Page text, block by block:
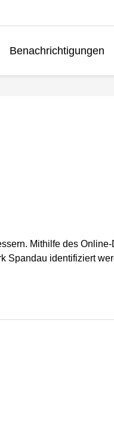
Benachrichtigungen
Mithilfe des
Spandau identifiziert